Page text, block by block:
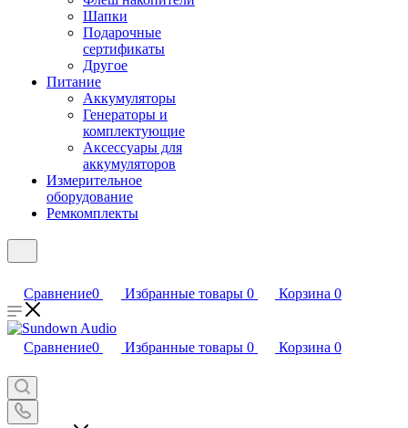
Шапки
Подарочные
сертификаты
Другое
Питание
Аккумуляторы
Генераторы и
комплектующие
Аксессуары для
аккумуляторов
Измерительное
оборудование
Ремкомплекты
Сравнение0 Избранные товары 0 Корзина 0
Сравнение0 Избранные товары 0 Корзина 0